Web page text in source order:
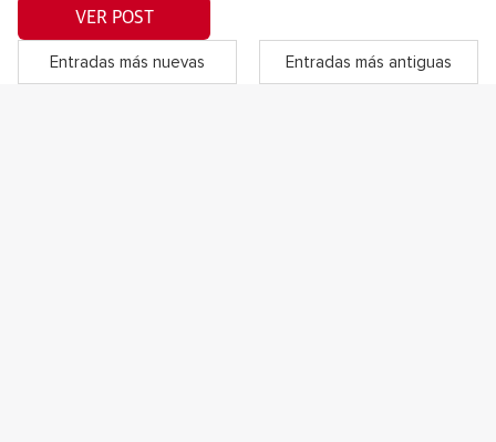
VER POST
Entradas más nuevas Entradas más antiguas